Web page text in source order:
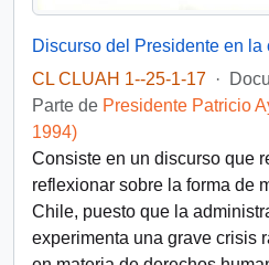
CL CLUAH 1--25-1-17 ·
Parte de Presidente Patricio
1994)
Consiste en un discurso que
reflexionar sobre la forma de
Chile, puesto que la
experimenta una grave crisis